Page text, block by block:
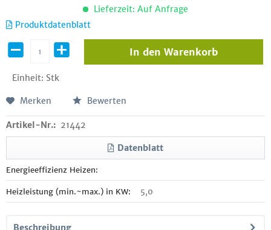
Lieferzeit: Auf Anfrage
Produktdatenblatt
Einheit: Stk
In den Warenkorb
Merken Bewerten
Artikel-Nr.: 21442
Datenblatt
Energieeffizienz Heizen:
Heizleistung (min.~max.) in KW: 5,0
Beschreibung